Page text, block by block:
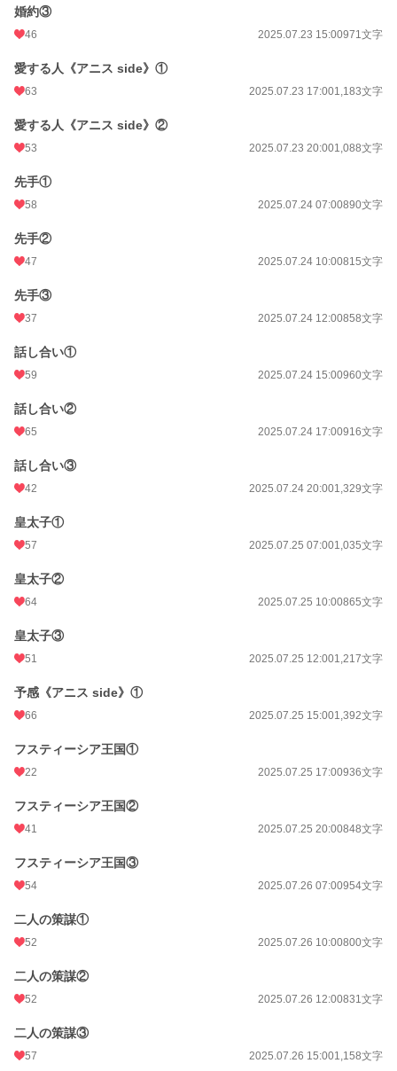
婚約③
46 2025.07.23 15:00971文字
愛する人《アニス side》①
63 2025.07.23 17:001,183文字
愛する人《アニス side》②
53 2025.07.23 20:001,088文字
先手①
58 2025.07.24 07:00890文字
先手②
47 2025.07.24 10:00815文字
先手③
37 2025.07.24 12:00858文字
話し合い①
59 2025.07.24 15:00960文字
話し合い②
65 2025.07.24 17:00916文字
話し合い③
42 2025.07.24 20:001,329文字
皇太子①
57 2025.07.25 07:001,035文字
皇太子②
64 2025.07.25 10:00865文字
皇太子③
51 2025.07.25 12:001,217文字
予感《アニス side》①
66 2025.07.25 15:001,392文字
フスティーシア王国①
22 2025.07.25 17:00936文字
フスティーシア王国②
41 2025.07.25 20:00848文字
フスティーシア王国③
54 2025.07.26 07:00954文字
二人の策謀①
52 2025.07.26 10:00800文字
二人の策謀②
52 2025.07.26 12:00831文字
二人の策謀③
57 2025.07.26 15:001,158文字